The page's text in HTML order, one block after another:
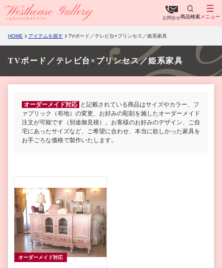
お問合せ商品検索 メニュー
HOME アイテムを探す TVボード／テレビ台×プリンセス／姫系家具
TVボード／テレビ台×プリンセス／姫系家具
オーダーメイド対応 と記載されている商品はサイズやカラー、フ
ァブリック（布地）の変更、お好みの彫刻を施したオーダーメイド
注文が可能です（別途御見積）。お客様のお好みのデザイン、ご自
宅にあったサイズなど、ご希望に合わせ、本当に欲しかった家具を
お手ごろな価格で製作いたします。
オーダーメイド対応